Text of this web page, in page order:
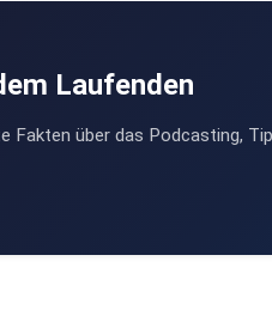
Laufenden
über das Podcasting,